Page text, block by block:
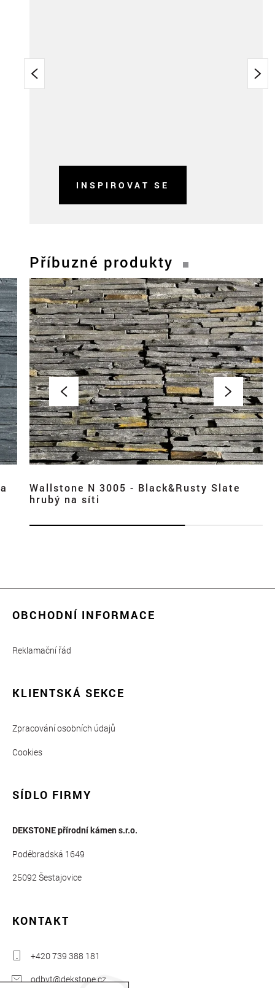
INSPIROVAT SE
Příbuzné produkty
Wallstone N 3005 - Black&Rusty Slate
hrubý na síti
OBCHODNÍ INFORMACE
Reklamační řád
KLIENTSKÁ SEKCE
Zpracování osobních údajů
Cookies
SÍDLO FIRMY
DEKSTONE přírodní kámen s.r.o.
Poděbradská 1649
25092 Šestajovice
KONTAKT
+420 739 388 181
odbyt@dekstone.cz